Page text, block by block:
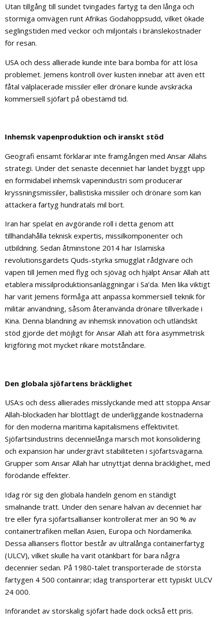
Utan tillgång till sundet tvingades fartyg ta den långa och
stormiga omvägen runt Afrikas Godahoppsudd, vilket ökade
seglingstiden med veckor och miljontals i bränslekostnader
för resan.
USA och dess allierade kunde inte bara bomba för att lösa
problemet. Jemens kontroll över kusten innebar att även ett
fåtal välplacerade missiler eller drönare kunde avskräcka
kommersiell sjöfart på obestämd tid.
Inhemsk vapenproduktion och iranskt stöd
Geografi ensamt förklarar inte framgången med Ansar Allahs
strategi. Under det senaste decenniet har landet byggt upp
en formidabel inhemsk vapenindustri som producerar
kryssningsmissiler, ballistiska missiler och drönare som kan
attackera fartyg hundratals mil bort.
Iran har spelat en avgörande roll i detta genom att
tillhandahålla teknisk expertis, missilkomponenter och
utbildning. Sedan åtminstone 2014 har Islamiska
revolutionsgardets Quds-styrka smugglat rådgivare och
vapen till Jemen med flyg och sjöväg och hjälpt Ansar Allah att
etablera missilproduktionsanläggningar i Sa’da. Men lika viktigt
har varit Jemens förmåga att anpassa kommersiell teknik för
militär användning, såsom återanvända drönare tillverkade i
Kina. Denna blandning av inhemsk innovation och utländskt
stöd gjorde det möjligt för Ansar Allah att föra asymmetrisk
krigföring mot mycket rikare motståndare.
Den globala sjöfartens bräcklighet
USA:s och dess allierades misslyckande med att stoppa Ansar
Allah-blockaden har blottlagt de underliggande kostnaderna
för den moderna maritima kapitalismens effektivitet.
Sjöfartsindustrins decennielånga marsch mot konsolidering
och expansion har undergrävt stabiliteten i sjöfartsvägarna.
Grupper som Ansar Allah har utnyttjat denna bräcklighet, med
förödande effekter.
Idag rör sig den globala handeln genom en ständigt
smalnande tratt. Under den senare halvan av decenniet har
tre eller fyra sjöfartsallianser kontrollerat mer än 90 % av
containertrafiken mellan Asien, Europa och Nordamerika.
Dessa alliansers flottor består av ultralånga containerfartyg
(ULCV), vilket skulle ha varit otänkbart för bara några
decennier sedan. På 1980-talet transporterade de största
fartygen 4 500 containrar; idag transporterar ett typiskt ULCV
24 000.
Införandet av storskalig sjöfart hade dock också ett pris.